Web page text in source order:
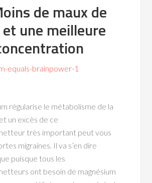
de maux de
une meilleure
régularise le métabolisme de la
un excès de ce
très important peut vous
migraines. Il va s’en dire
puisque tous les
ont besoin de magnésium